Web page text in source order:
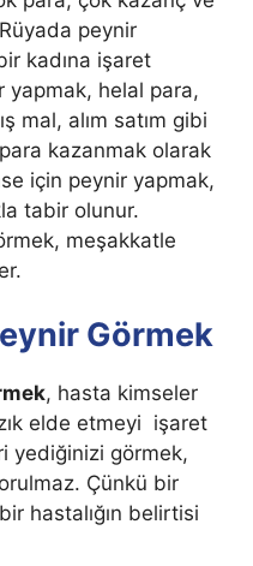
Rüyada peynir
kadına işaret
yapmak, helal para,
mal, alım satım gibi
kazanmak olarak
için peynir yapmak,
tabir olunur.
meşakkatle
Görmek
, hasta kimseler
elde etmeyi işaret
yediğinizi görmek,
Çünkü bir
hastalığın belirtisi